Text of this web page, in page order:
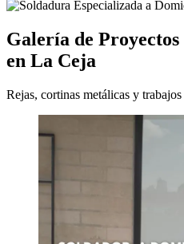
Galería de
en La Ceja
Rejas, cortinas metálicas y